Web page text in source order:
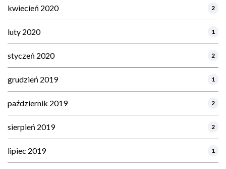
kwiecień 2020 2
luty 2020 1
styczeń 2020 2
grudzień 2019 1
październik 2019 2
sierpień 2019 2
lipiec 2019 1